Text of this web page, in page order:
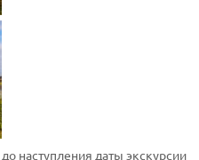
наступления даты экскурсии